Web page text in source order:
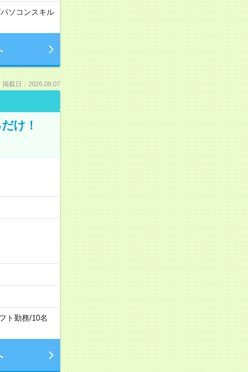
パソコンスキル
掲載日：2026.08.07
け！
ト勤務/10名